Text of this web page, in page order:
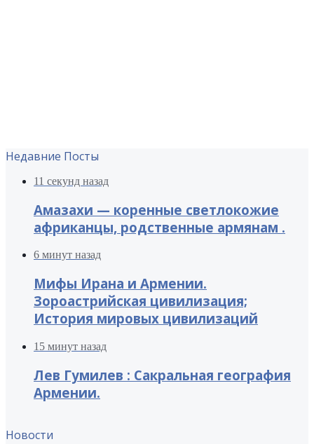
Недавние Посты
11 секунд назад
Амазахи — коренные светлокожие
африканцы, родственные армянам .
6 минут назад
Мифы Ирана и Армении.
Зороастрийская цивилизация;
История мировых цивилизаций
15 минут назад
Лев Гумилев : Сакральная география
Армении.
Новости